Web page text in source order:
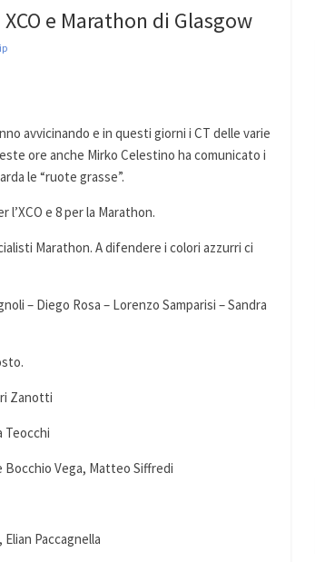
e Marathon di Glasgow
avvicinando e in questi giorni i CT delle varie
ore anche Mirko Celestino ha comunicato i
le “ruote grasse”.
e 8 per la Marathon.
Marathon. A difendere i colori azzurri ci
– Diego Rosa – Lorenzo Samparisi – Sandra
Zanotti
Teocchi
Bocchio Vega, Matteo Siffredi
Paccagnella